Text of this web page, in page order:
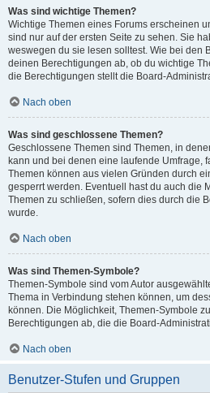
Was sind wichtige Themen?
Wichtige Themen eines Forums erscheinen
sind nur auf der ersten Seite zu sehen. Sie
weswegen du sie lesen solltest. Wie bei den
deinen Berechtigungen ab, ob du wichtige
die Berechtigungen stellt die Board-
Nach oben
Was sind geschlossene Themen?
Geschlossene Themen sind Themen, in
kann und bei denen eine laufende Umfrage,
Themen können aus vielen Gründen durch
gesperrt werden. Eventuell hast du auch die
Themen zu schließen, sofern dies durch die
wurde.
Nach oben
Was sind Themen-Symbole?
Themen-Symbole sind vom Autor
Thema in Verbindung stehen können, um
können. Die Möglichkeit, Themen-Symbole
Berechtigungen ab, die die Board-
Nach oben
Benutzer-Stufen und Gruppen